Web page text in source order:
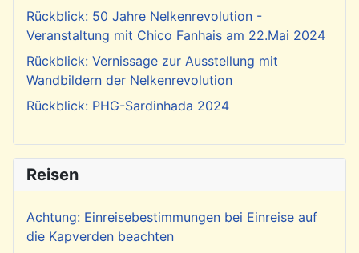
Rückblick: 50 Jahre Nelkenrevolution -
Veranstaltung mit Chico Fanhais am 22.Mai 2024
Rückblick: Vernissage zur Ausstellung mit
Wandbildern der Nelkenrevolution
Rückblick: PHG-Sardinhada 2024
Reisen
Achtung: Einreisebestimmungen bei Einreise auf
die Kapverden beachten